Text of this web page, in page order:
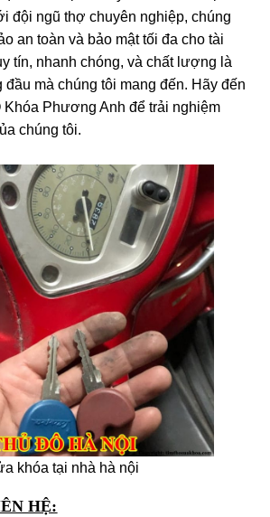
đội ngũ thợ chuyên nghiệp, chúng
an toàn và bảo mật tối đa cho tài
tín, nhanh chóng, và chất lượng là
đầu mà chúng tôi mang đến. Hãy đến
Phương Anh để trải nghiệm
chúng tôi.
khóa tại nhà hà nội
HỆ: